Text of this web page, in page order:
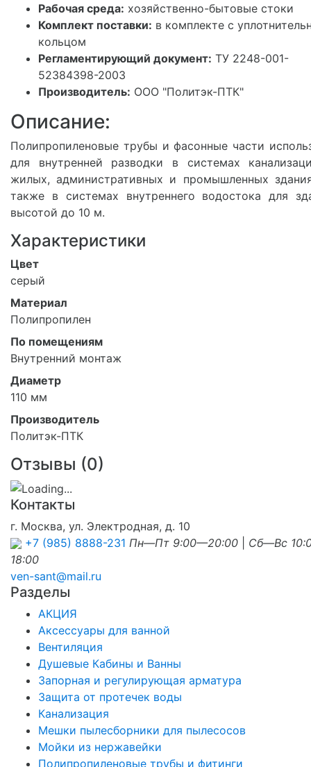
Рабочая среда: хозяйственно-бытовые стоки
Комплект поставки: в комплекте с
кольцом
Регламентирующий документ: ТУ 2248-001-
52384398-2003
Производитель: ООО "Политэк-ПТК"
Описание:
Полипропиленовые трубы и фасонные части
для внутренней разводки в системах
жилых, административных и промышленных
также в системах внутреннего водостока для
высотой до 10 м.
Характеристики
Цвет
серый
Материал
Полипропилен
По помещениям
Внутренний монтаж
Диаметр
110 мм
Производитель
Политэк-ПТК
Отзывы (0)
Контакты
г. Москва, ул. Электродная, д. 10
+7 (985) 8888-231 Пн—Пт 9:00—20:00
Сб—Вс
18:00
ven-sant@mail.ru
Разделы
АКЦИЯ
Аксессуары для ванной
Вентиляция
Душевые Кабины и Ванны
Запорная и регулирующая арматура
Защита от протечек воды
Канализация
Мешки пылесборники для пылесосов
Мойки из нержавейки
Полипропиленовые трубы и фитинги